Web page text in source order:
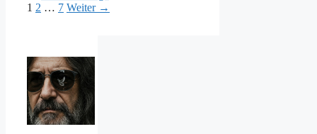
Seite
1 Seite
2 … Seite
7 Weiter →